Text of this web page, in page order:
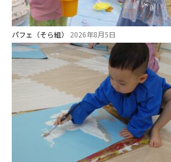
パフェ（そら組） 2026年8月5日